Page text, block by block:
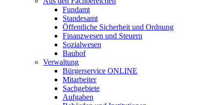
Fundamt
Standesamt
Öffentliche Sicherheit und Ordnung
Finanzwesen und Steuern
Sozialwesen
Bauhof
Verwaltung
Bürgerservice ONLINE
Mitarbeiter
Sachgebiete
Aufgaben